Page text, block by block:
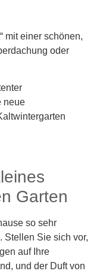
mit einer schönen,
oder
neue
Garten
so sehr
Stellen Sie sich vor,
auf Ihre
und der Duft von